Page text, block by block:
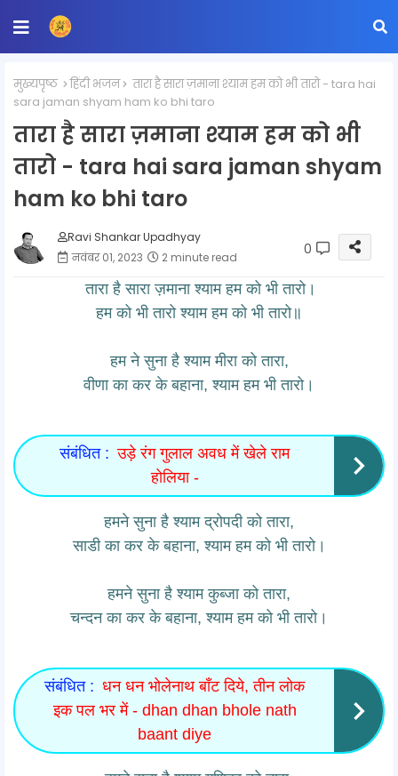
मुख्यपृष्ठ हिंदी भजन
तारा है सारा ज़माना श्याम हम को भी तारो - tara hai
sara jaman shyam ham ko bhi taro
तारा है सारा ज़माना श्याम हम को भी
तारो - tara hai sara jaman shyam
ham ko bhi taro
Ravi Shankar Upadhyay
नवंबर 01, 2023
2 minute read 0
तारा है सारा ज़माना श्याम हम को भी तारो।
हम को भी तारो श्याम हम को भी तारो॥
हम ने सुना है श्याम मीरा को तारा,
वीणा का कर के बहाना, श्याम हम भी तारो।
संबंधित : उड़े रंग गुलाल अवध में खेले राम
होलिया -
हमने सुना है श्याम द्रोपदी को तारा,
साडी का कर के बहाना, श्याम हम को भी तारो।
हमने सुना है श्याम कुब्जा को तारा,
चन्दन का कर के बहाना, श्याम हम को भी तारो।
संबंधित : धन धन भोलेनाथ बॉंट दिये, तीन लोक
इक पल भर में - dhan dhan bhole nath
baant diye